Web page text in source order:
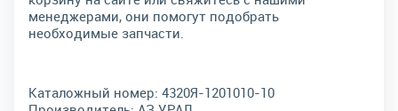
менеджерами, они помогут подобрать
необходимые запчасти.
Каталожный номер: 4320Я-1201010-10